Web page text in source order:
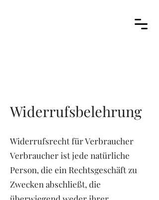
Widerrufsbelehrung
Widerrufsrecht für Verbraucher
Verbraucher ist jede natürliche
Person, die ein Rechtsgeschäft zu
Zwecken abschließt, die